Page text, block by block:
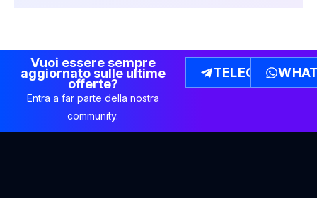
Vuoi essere sempre
aggiornato sulle ultime
offerte?
Entra a far parte della nostra
community.
TELEGRAM